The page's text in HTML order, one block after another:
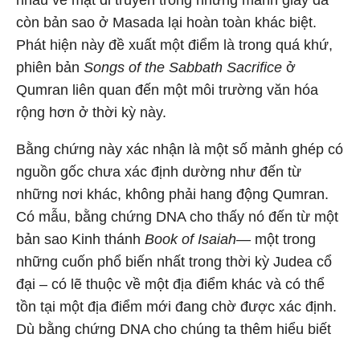
còn bản sao ở Masada lại hoàn toàn khác biệt.
Phát hiện này đề xuất một điểm là trong quá khứ,
phiên bản Songs of the Sabbath Sacrifice ở
Qumran liên quan đến một môi trường văn hóa
rộng hơn ở thời kỳ này.
Bằng chứng này xác nhận là một số mảnh ghép có
nguồn gốc chưa xác định dường như đến từ
những nơi khác, không phải hang động Qumran.
Có mẫu, bằng chứng DNA cho thấy nó đến từ một
bản sao Kinh thánh Book of Isaiah— một trong
những cuốn phổ biến nhất trong thời kỳ Judea cổ
đại – có lẽ thuộc về một địa điểm khác và có thể
tồn tại một địa điểm mới đang chờ được xác định.
Dù bằng chứng DNA cho chúng ta thêm hiểu biết